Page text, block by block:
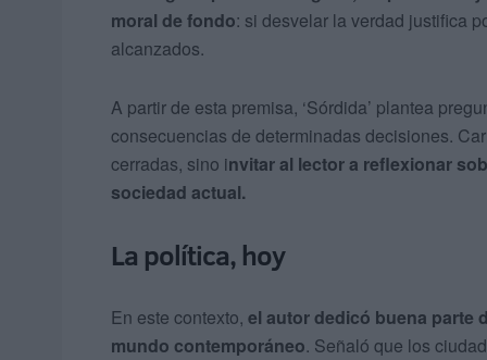
moral de fondo: si desvelar la verdad justifica
alcanzados.
A partir de esta premisa, ‘Sórdida’ plantea
consecuencias de determinadas decisiones.
cerradas, sino invitar al lector a reflexionar
sociedad actual.
La política, hoy
En este contexto, el autor dedicó buena parte
mundo contemporáneo. Señaló que los